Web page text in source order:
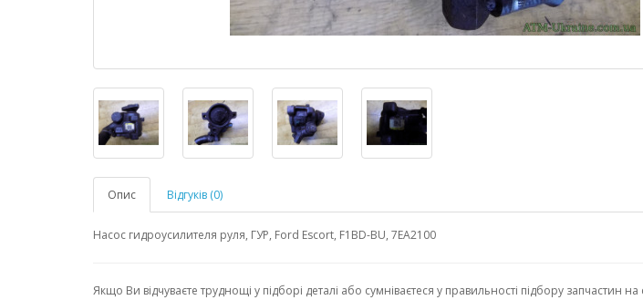
Опис Відгуків (0)
Насос гидроусилителя руля, ГУР, Ford Escort, F1BD-BU, 7EA2100
Якщо Ви відчуваєте труднощі у підборі деталі або сумніваєтеся у правильності підбору запчастин на